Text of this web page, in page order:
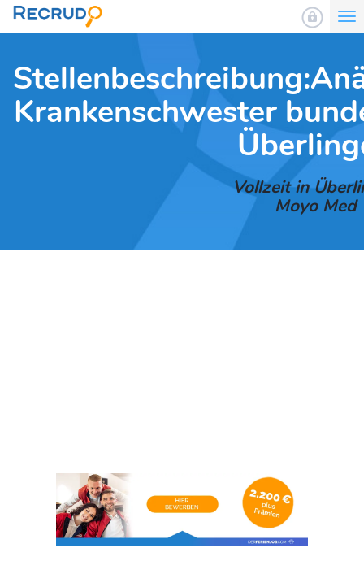
Krankenschwester
Vollzeit in
Moyo Med